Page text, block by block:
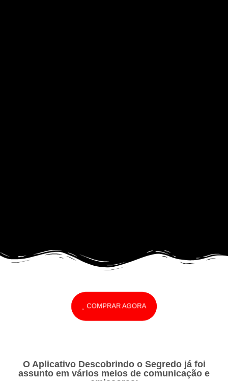
COMPRAR AGORA
O Aplicativo Descobrindo o Segredo já foi
assunto em vários meios de comunicação e